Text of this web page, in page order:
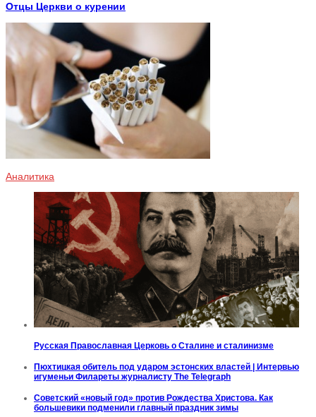
Отцы Церкви о курении
Аналитика
Русская Православная Церковь о Сталине и сталинизме
Пюхтицкая обитель под ударом эстонских властей | Интервью
игуменьи Филареты журналисту The Telegraph
Советский «новый год» против Рождества Христова. Как
большевики подменили главный праздник зимы